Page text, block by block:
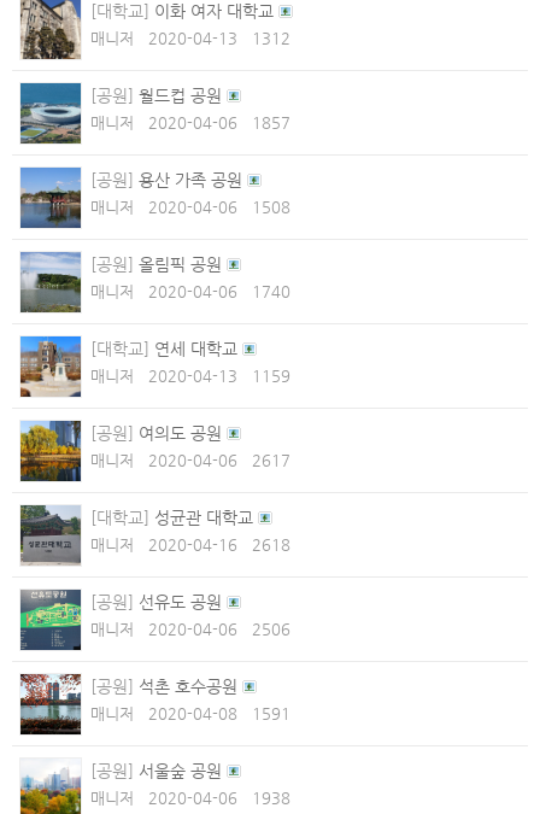
[대학교] 이화 여자 대학교
매니저 2020-04-13 1312
[공원] 월드컵 공원
매니저 2020-04-06 1857
[공원] 용산 가족 공원
매니저 2020-04-06 1508
[공원] 올림픽 공원
매니저 2020-04-06 1740
[대학교] 연세 대학교
매니저 2020-04-13 1159
[공원] 여의도 공원
매니저 2020-04-06 2617
[대학교] 성균관 대학교
매니저 2020-04-16 2618
[공원] 선유도 공원
매니저 2020-04-06 2506
[공원] 석촌 호수공원
매니저 2020-04-08 1591
[공원] 서울숲 공원
매니저 2020-04-06 1938